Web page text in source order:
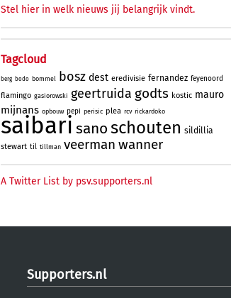
Stel hier in welk nieuws jij belangrijk vindt.
Tagcloud
berg bodo bommel bosz dest eredivisie fernandez feyenoord
flamingo gasiorowski geertruida godts kostic mauro
mijnans opbouw pepi perisic plea rcv rickardoko
saibari sanoschouten sildillia
stewart til tillman veerman wanner
A Twitter List by psv.supporters.nl
Supporters.nl